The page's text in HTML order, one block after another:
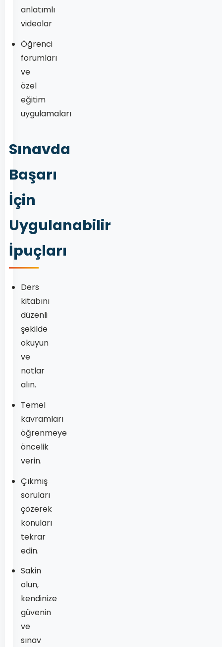
anlatımlı
videolar
Öğrenci
forumları
ve
özel
eğitim
uygulamaları
Sınavda
Başarı
İçin
Uygulanabilir
İpuçları
Ders
kitabını
düzenli
şekilde
okuyun
ve
notlar
alın.
Temel
kavramları
öğrenmeye
öncelik
verin.
Çıkmış
soruları
çözerek
konuları
tekrar
edin.
Sakin
olun,
kendinize
güvenin
ve
sınav